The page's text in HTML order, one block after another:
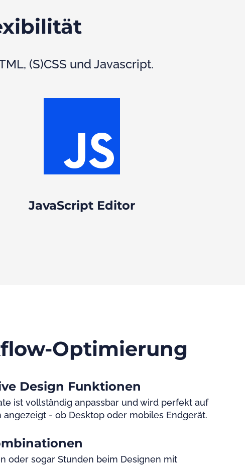
(S)CSS und Javascript.
JavaScript Editor
Optimierung
Design Funktionen
ist vollständig anpassbar und wird perfekt auf
angezeigt - ob Desktop oder mobiles Endgerät.
oder sogar Stunden beim Designen mit